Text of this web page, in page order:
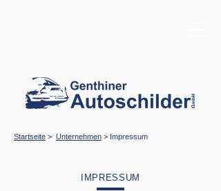
Startseite > Unternehmen > Impressum
IMPRESSUM